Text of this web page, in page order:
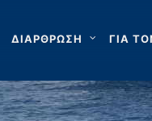
ΔΙΑΡΘΡΩΣΗ ΓΙΑ